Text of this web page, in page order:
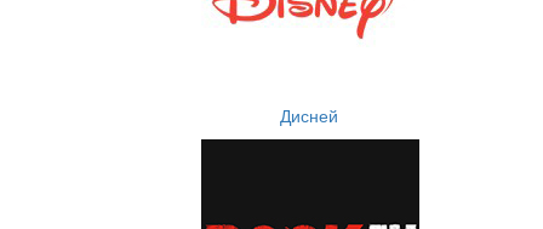
Дисней